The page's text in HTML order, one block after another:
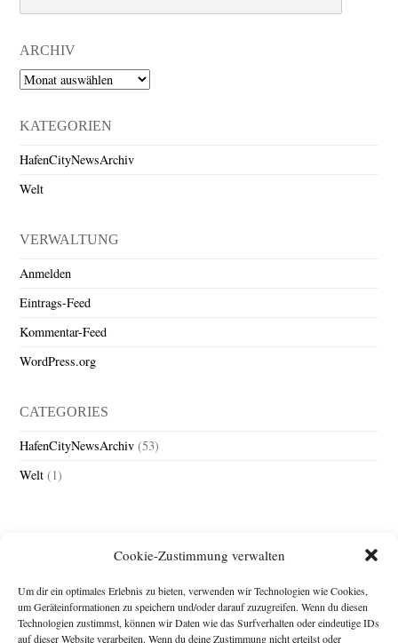
Cookie-Zustimmung verwalten
Um dir ein optimales Erlebnis zu bieten, verwenden wir Technologien wie Cookies,
um Geräteinformationen zu speichern und/oder darauf zuzugreifen. Wenn du diesen
Technologien zustimmst, können wir Daten wie das Surfverhalten oder eindeutige IDs
auf dieser Website verarbeiten. Wenn du deine Zustimmung nicht erteilst oder
ARCHIV
Archiv
KATEGORIEN
HafenCityNewsArchiv
Welt
VERWALTUNG
Anmelden
Eintrags-Feed
Kommentar-Feed
WordPress.org
CATEGORIES
HafenCityNewsArchiv (53)
Welt (1)
Impressum